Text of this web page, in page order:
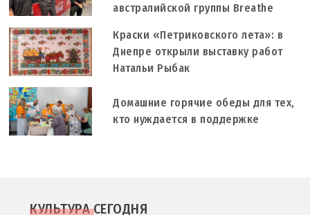
австралийской группы Breathe
Краски «Петриковского лета»: в
Днепре открыли выставку работ
Натальи Рыбак
Домашние горячие обеды для тех,
кто нуждается в поддержке
КУЛЬТУРА СЕГОДНЯ